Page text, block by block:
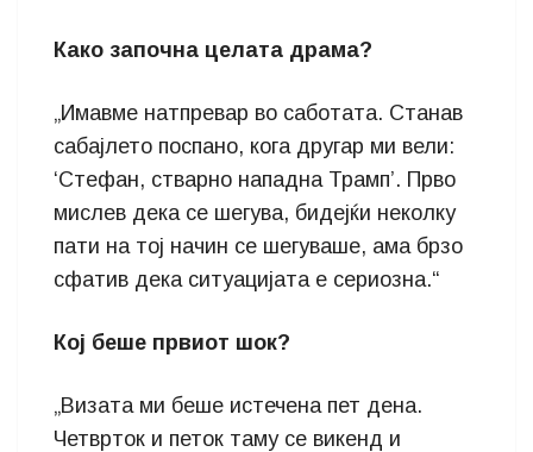
Како започна целата драма?
„Имавме натпревар во саботата. Станав
сабајлето поспано, кога другар ми вели:
‘Стефан, стварно нападна Трамп’. Прво
мислев дека се шегува, бидејќи неколку
пати на тој начин се шегуваше, ама брзо
сфатив дека ситуацијата е сериозна.“
Кој беше првиот шок?
„Визата ми беше истечена пет дена.
Четврток и петок таму се викенд и